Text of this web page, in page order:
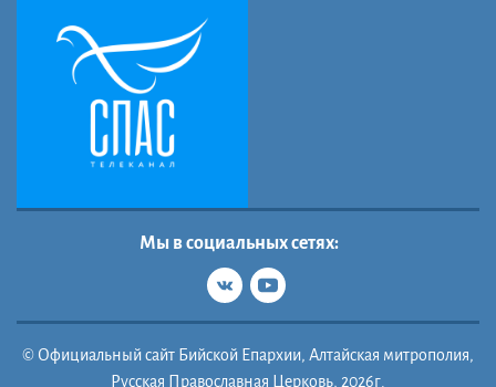
Мы в социальных сетях:
© Официальный сайт Бийской Епархии, Алтайская митрополия,
Русская Православная Церковь, 2026г.